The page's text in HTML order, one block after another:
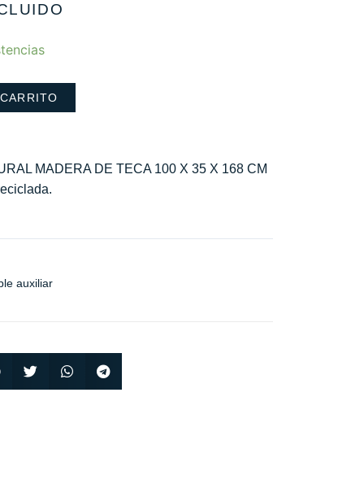
MADERA DE TECA 100 X 35 X 168 CM
auxiliar